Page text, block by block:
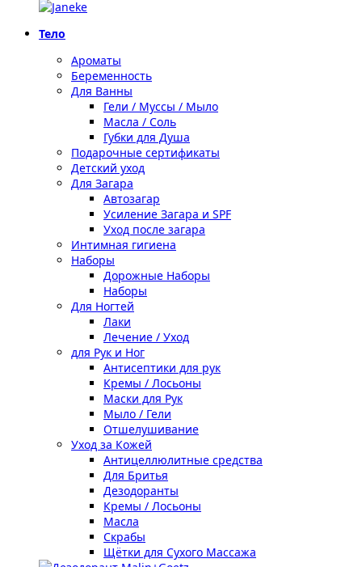
Тело
Ароматы
Беременность
Для Ванны
Гели / Муссы / Мыло
Масла / Соль
Губки для Душа
Подарочные сертификаты
Детский уход
Для Загара
Автозагар
Усиление Загара и SPF
Уход после загара
Интимная гигиена
Наборы
Дорожные Наборы
Наборы
Для Ногтей
Лаки
Лечение / Уход
для Рук и Ног
Антисептики для рук
Кремы / Лосьоны
Маски для Рук
Мыло / Гели
Отшелушивание
Уход за Кожей
Антицеллюлитные средства
Для Бритья
Дезодоранты
Кремы / Лосьоны
Масла
Скрабы
Щётки для Сухого Массажа